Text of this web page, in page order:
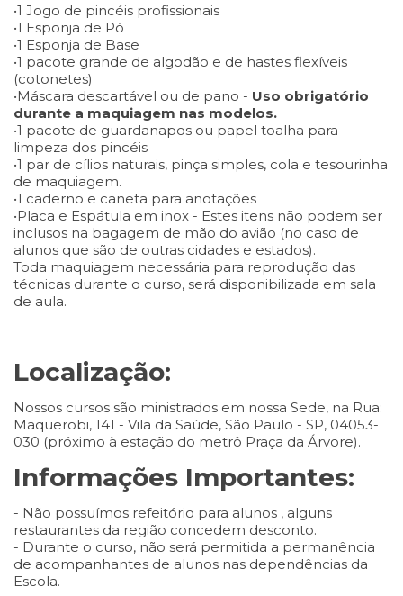
•1 Jogo de pincéis profissionais
•1 Esponja de Pó
•1 Esponja de Base
•1 pacote grande de algodão e de hastes flexíveis
(cotonetes)
•Máscara descartável ou de pano - Uso obrigatório
durante a maquiagem nas modelos.
•1 pacote de guardanapos ou papel toalha para
limpeza dos pincéis
•1 par de cílios naturais, pinça simples, cola e tesourinha
de maquiagem.
•1 caderno e caneta para anotações
•Placa e Espátula em inox - Estes itens não podem ser
inclusos na bagagem de mão do avião (no caso de
alunos que são de outras cidades e estados).
Toda maquiagem necessária para reprodução das
técnicas durante o curso, será disponibilizada em sala
de aula.
Localização:
Nossos cursos são ministrados em nossa Sede, na Rua:
Maquerobi, 141 - Vila da Saúde, São Paulo - SP, 04053-
030 (próximo à estação do metrô Praça da Árvore).
Informações Importantes:
- Não possuímos refeitório para alunos , alguns
restaurantes da região concedem desconto.
- Durante o curso, não será permitida a permanência
de acompanhantes de alunos nas dependências da
Escola.